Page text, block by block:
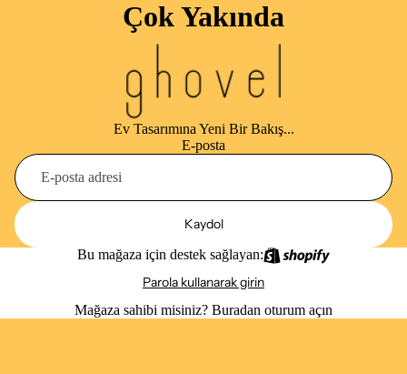
Çok Yakında
Ev Tasarımına Yeni Bir Bakış...
E-posta
Kaydol
Bu mağaza için destek sağlayan:
Parola kullanarak girin
Mağaza sahibi misiniz? Buradan oturum açın